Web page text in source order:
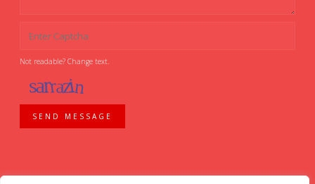
Not readable? Change text.
SEND MESSAGE